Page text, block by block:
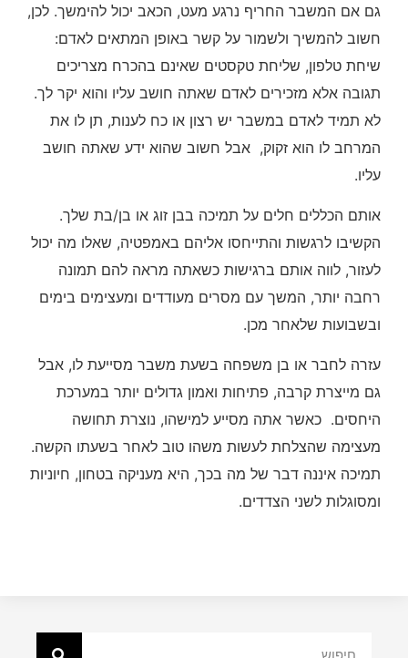
גם אם המשבר החריף נרגע מעט, הכאב יכול להימשך. לכן,
חשוב להמשיך ולשמור על קשר באופן המתאים לאדם:
שיחת טלפון, שליחת טקסטים שאינם בהכרח מצריכים
תגובה אלא מזכירים לאדם שאתה חושב עליו והוא יקר לך.
לא תמיד לאדם במשבר יש רצון או כח לענות, תן לו את
המרחב לו הוא זקוק, אבל חשוב שהוא ידע שאתה חושב
עליו.
אותם הכללים חלים על תמיכה בבן זוג או בן/בת שלך.
הקשיבו לרגשות והתייחסו אליהם באמפטיה, שאלו מה יכול
לעזור, לווה אותם ברגישות כשאתה מראה להם תמונה
רחבה יותר, המשך עם מסרים מעודדים ומעצימים בימים
ובשבועות שלאחר מכן.
עזרה לחבר או בן משפחה בשעת משבר מסייעת לו, אבל
גם מייצרת קרבה, פתיחות ואמון גדולים יותר במערכת
היחסים. כאשר אתה מסייע למישהו, נוצרת תחושה
מעצימה שהצלחת לעשות משהו טוב לאחר בשעתו הקשה.
תמיכה איננה דבר של מה בכך, היא מעניקה בטחון, חיוניות
ומסוגלות לשני הצדדים.